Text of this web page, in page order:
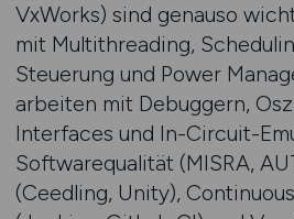
VxWorks) sind genauso
mit Multithreading,
Steuerung und Power
arbeiten mit Debuggern,
Interfaces und In-Circuit-
Softwarequalität (MISRA,
(Ceedling, Unity),